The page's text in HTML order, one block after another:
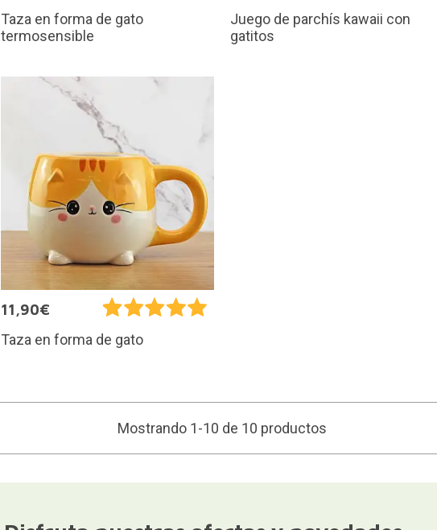
Taza en forma de gato
termosensible
Juego de parchís kawaii con
gatitos
11,90€
Taza en forma de gato
Mostrando 1-10 de 10 productos